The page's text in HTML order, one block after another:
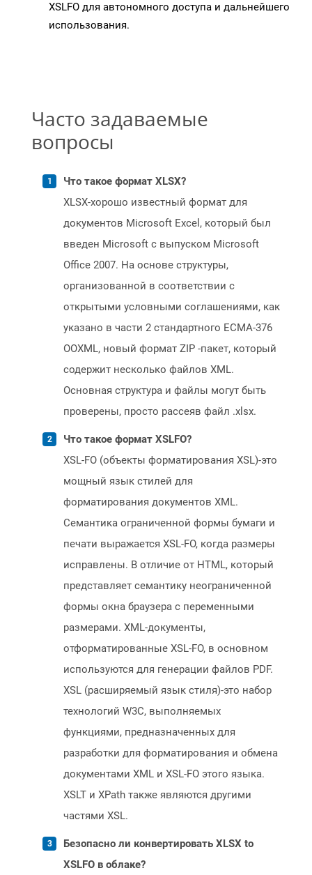
XSLFO для автономного доступа и дальнейшего
использования.
Часто задаваемые
вопросы
Что такое формат XLSX?
XLSX-хорошо известный формат для
документов Microsoft Excel, который был
введен Microsoft с выпуском Microsoft
Office 2007. На основе структуры,
организованной в соответствии с
открытыми условными соглашениями, как
указано в части 2 стандартного ECMA-376
OOXML, новый формат ZIP -пакет, который
содержит несколько файлов XML.
Основная структура и файлы могут быть
проверены, просто рассеяв файл .xlsx.
Что такое формат XSLFO?
XSL-FO (объекты форматирования XSL)-это
мощный язык стилей для
форматирования документов XML.
Семантика ограниченной формы бумаги и
печати выражается XSL-FO, когда размеры
исправлены. В отличие от HTML, который
представляет семантику неограниченной
формы окна браузера с переменными
размерами. XML-документы,
отформатированные XSL-FO, в основном
используются для генерации файлов PDF.
XSL (расширяемый язык стиля)-это набор
технологий W3C, выполняемых
функциями, предназначенных для
разработки для форматирования и обмена
документами XML и XSL-FO этого языка.
XSLT и XPath также являются другими
частями XSL.
Безопасно ли конвертировать XLSX to
XSLFO в облаке?